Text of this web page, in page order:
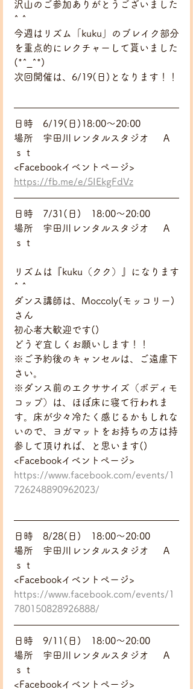
沢山のご参加ありがとうございました
^ ^
今週はリズム「kuku」のブレイク部分
を重点的にレクチャーして貰いました
(*^_^*)
次回開催は、6/19(日)となります！！
日時　6/19(日)18:00～20:00
場所　宇田川レンタルスタジオ 　Ａ
ｓｔ
<Facebookイベントページ>
https://fb.me/e/5IEkgFdVz
日時　7/31(日)　18:00～20:00
場所　宇田川レンタルスタジオ 　Ａ
ｓｔ
リズムは『kuku（クク）』になります
^ ^
ダンス講師は、Moccoly(モッコリー)
さん
初心者大歓迎です()
どうぞ宜しくお願いします！！
※ご予約後のキャンセルは、ご遠慮下
さい。
※ダンス前のエクササイズ（ボディモ
コップ）は、ほぼ床に寝て行われま
す。床が少々冷たく感じるかもしれな
いので、ヨガマットをお持ちの方は持
参して頂ければ、と思います()
<Facebookイベントページ>
https://www.facebook.com/events/1
726248890962023/
日時　8/28(日)　18:00～20:00
場所　宇田川レンタルスタジオ 　Ａ
ｓｔ
<Facebookイベントページ>
https://www.facebook.com/events/1
780150828926888/
日時　9/11(日)　18:00～20:00
場所　宇田川レンタルスタジオ 　Ａ
ｓｔ
<Facebookイベントページ>